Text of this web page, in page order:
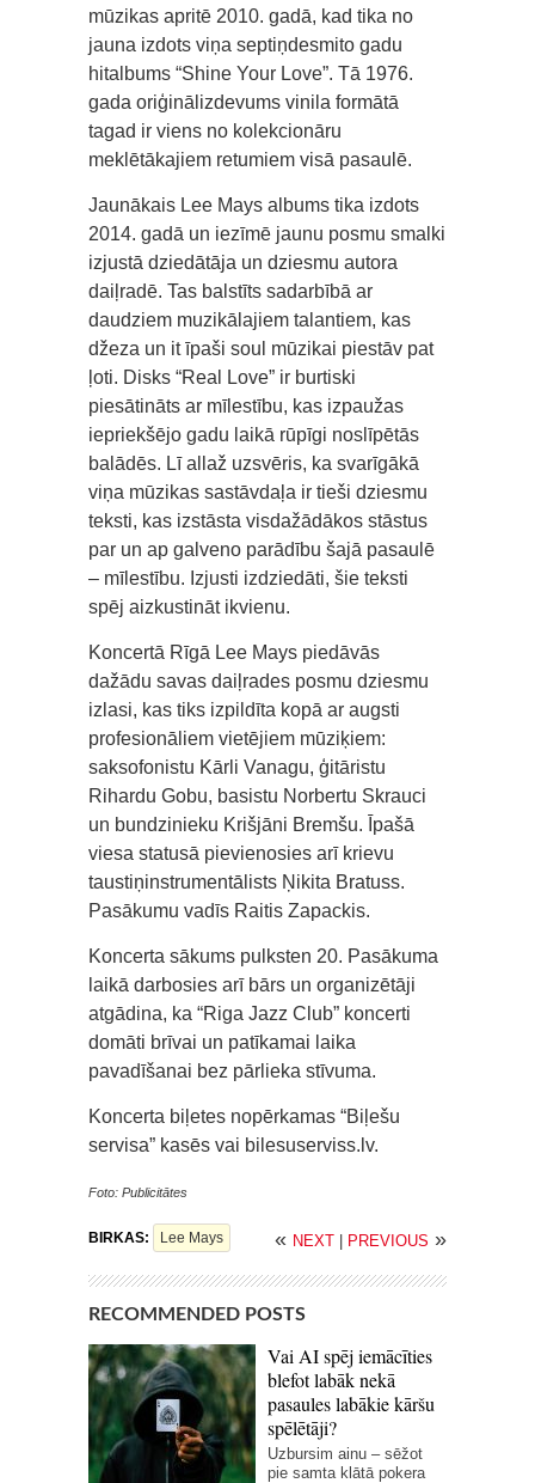
mūzikas apritē 2010. gadā, kad tika no
jauna izdots viņa septiņdesmito gadu
hitalbums “Shine Your Love”. Tā 1976.
gada oriģinālizdevums vinila formātā
tagad ir viens no kolekcionāru
meklētākajiem retumiem visā pasaulē.
Jaunākais Lee Mays albums tika izdots
2014. gadā un iezīmē jaunu posmu smalki
izjustā dziedātāja un dziesmu autora
daiļradē. Tas balstīts sadarbībā ar
daudziem muzikālajiem talantiem, kas
džeza un it īpaši soul mūzikai piestāv pat
ļoti. Disks “Real Love” ir burtiski
piesātināts ar mīlestību, kas izpaužas
iepriekšējo gadu laikā rūpīgi noslīpētās
balādēs. Lī allaž uzsvēris, ka svarīgākā
viņa mūzikas sastāvdaļa ir tieši dziesmu
teksti, kas izstāsta visdažādākos stāstus
par un ap galveno parādību šajā pasaulē
– mīlestību. Izjusti izdziedāti, šie teksti
spēj aizkustināt ikvienu.
Koncertā Rīgā Lee Mays piedāvās
dažādu savas daiļrades posmu dziesmu
izlasi, kas tiks izpildīta kopā ar augsti
profesionāliem vietējiem mūziķiem:
saksofonistu Kārli Vanagu, ģitāristu
Rihardu Gobu, basistu Norbertu Skrauci
un bundzinieku Krišjāni Bremšu. Īpašā
viesa statusā pievienosies arī krievu
taustiņinstrumentālists Ņikita Bratuss.
Pasākumu vadīs Raitis Zapackis.
Koncerta sākums pulksten 20. Pasākuma
laikā darbosies arī bārs un organizētāji
atgādina, ka “Riga Jazz Club” koncerti
domāti brīvai un patīkamai laika
pavadīšanai bez pārlieka stīvuma.
Koncerta biļetes nopērkamas “Biļešu
servisa” kasēs vai bilesuserviss.lv.
Foto: Publicitātes
BIRKAS: Lee Mays « NEXT PREVIOUS »
RECOMMENDED POSTS
Vai AI spēj iemācīties
blefot labāk nekā
pasaules labākie kāršu
spēlētāji?
Uzbursim ainu – sēžot
pie samta klātā pokera